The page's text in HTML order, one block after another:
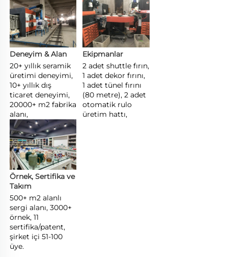
Deneyim & Alan
20+ yıllık seramik
üretimi deneyimi,
10+ yıllık dış
ticaret deneyimi,
20000+ m2 fabrika
alanı,
Ekipmanlar
2 adet shuttle fırın,
1 adet dekor fırını,
1 adet tünel fırını
(80 metre), 2 adet
otomatik rulo
üretim hattı,
Örnek, Sertifika ve
Takım
500+ m2 alanlı
sergi alanı, 3000+
örnek, 11
sertifika/patent,
şirket içi 51-100
üye.